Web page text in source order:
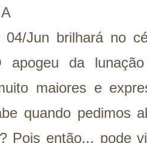
04/Jun brilhará no
apogeu da
maiores e
quando pedimos
Pois então... pode